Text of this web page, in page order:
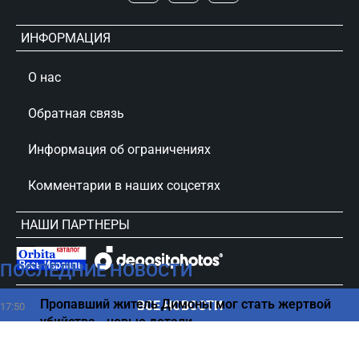
ПОСЛЕДНИЕ НОВОСТИ
17:50
Пропавший житель Димоны мог стать жертвой
убийства - новые детали
ВСЕ НОВОСТИ
ИНФОРМАЦИЯ
О нас
Обратная связь
Информация об ограничениях
Комментарии в наших соцсетях
НАШИ ПАРТНЕРЫ
сursorinfo.co.il © Все права защищены